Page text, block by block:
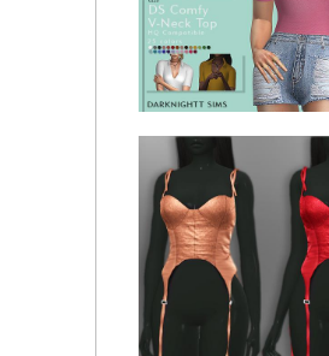
Верх Mariah от belloallure